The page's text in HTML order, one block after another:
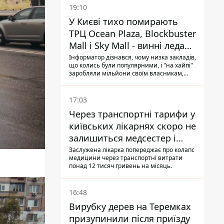
19:10
У Києві тихо помирають
ТРЦ Ocean Plaza, Blockbuster
Mall і Sky Mall - винні ледачі
менеджери й канібалізм
Інформатор дізнався, чому низка закладів,
що колись були популярними, і "на хайпі"
заробляли мільйони своїм власникам,
галереї виглядають сумно, завішані
плакатиками про знижки "до 70%" і
"остаточний розпродаж"
17:03
Через транспортні тарифи у
київських лікарнях скоро не
залишиться медсестер і
санітарок - професор
Голубовська
Заслужена лікарка попереджає про колапс
медицини через транспортні витрати
понад 12 тисяч гривень на місяць.
16:48
Вирубку дерев на Теремках
призупинили після приїзду